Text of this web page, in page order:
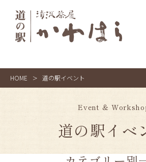
HOME > 道の駅イベント
Event ＆
道の駅イベ